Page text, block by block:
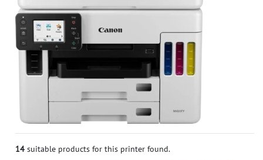
14 suitable products for this printer found.